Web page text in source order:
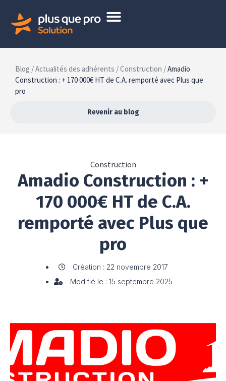
Blog /Actualités des adhérents /Construction /Amadio
Construction : + 170 000€ HT de C.A. remporté avec Plus que
pro
Revenir au blog
Construction
Amadio Construction : +
170 000€ HT de C.A.
remporté avec Plus que
pro
Création : 22 novembre 2017
Modifié le : 15 septembre 2025